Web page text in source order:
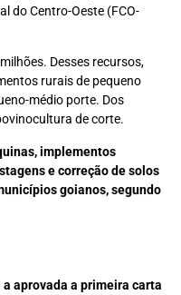
do Centro-Oeste (FCO-
Desses recursos,
rurais de pequeno
médio porte. Dos
de corte.
implementos
e correção de solos
goianos, segundo
aprovada a primeira carta